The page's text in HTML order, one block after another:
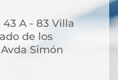
43 A - 83 Villa
de los
Simón